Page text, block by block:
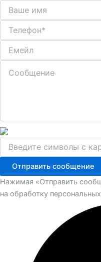
Отправить сообщение
Нажимая «Отправить
на обработку